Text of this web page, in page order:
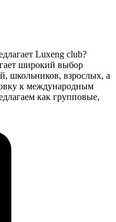
Luxeng club?
широкий выбор
школьников, взрослых, а
к международным
как групповые,